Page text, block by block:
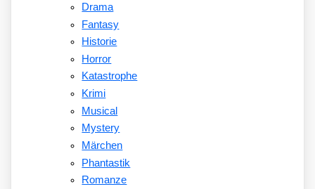
Drama
Fantasy
Historie
Horror
Katastrophe
Krimi
Musical
Mystery
Märchen
Phantastik
Romanze